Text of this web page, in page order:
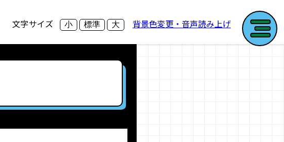
文字サイズ 小 標準 大 背景色変更・音声読み上げ